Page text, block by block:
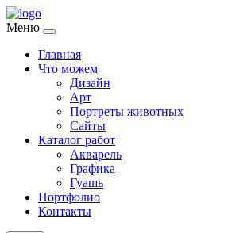
Меню
Главная
Что можем
Дизайн
Арт
Портреты животных
Сайты
Каталог работ
Акварель
Графика
Гуашь
Портфолио
Контакты